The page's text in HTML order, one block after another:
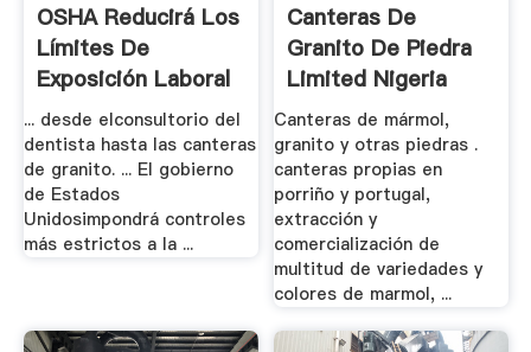
OSHA Reducirá Los
Límites De
Exposición Laboral
Al .
... desde elconsultorio del
dentista hasta las canteras
de granito. ... El gobierno
de Estados
Unidosimpondrá controles
más estrictos a la ...
Canteras De
Granito De Piedra
Limited Nigeria
Canteras de mármol,
granito y otras piedras .
canteras propias en
porriño y portugal,
extracción y
comercialización de
multitud de variedades y
colores de marmol, ...